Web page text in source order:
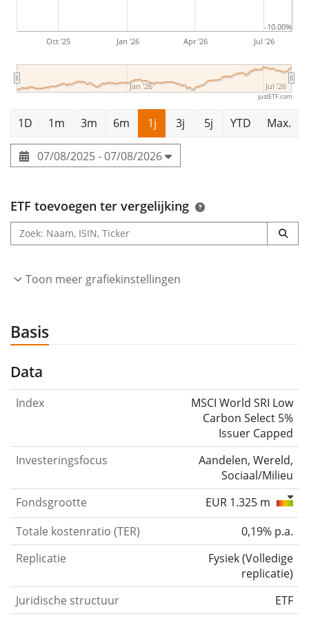
The UBS MSCI World Socially Responsible UCITS ETF
USD acc is a very large ETF with
1.325m Euro assets
under management
launched on 7 mei
2020and isdomiciled in Ierland.
Oct '25 Jan '26 Apr '26 Jul '26
Jan '26 Jul '26
-10.00%
justETF.com
1D 1m 3m 6m 1j 3j 5j YTD Max.
07/08/2025 - 07/08/2026
ETF toevoegen ter vergelijking
Toon meer grafiekinstellingen
Basis
Data
Index
MSCI World SRI Low
Carbon Select 5%
Issuer Capped
Investeringsfocus
Aandelen, Wereld,
Sociaal/Milieu
Fondsgrootte
EUR 1.325 m
Totale kostenratio (TER)
0,19% p.a.
Replicatie
Fysiek(Volledige
replicatie)
Juridische structuur
ETF